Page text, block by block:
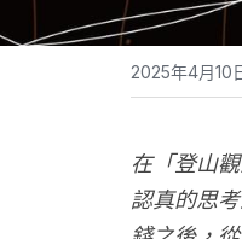
2025年4月10
在「登山
認真的思